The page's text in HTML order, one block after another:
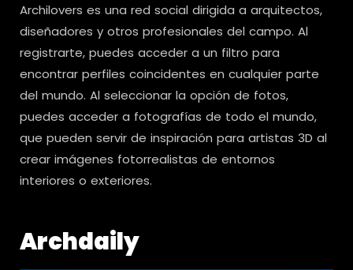
Archilovers es una red social dirigida a arquitectos,
diseñadores y otros profesionales del campo. Al
registrarte, puedes acceder a un filtro para
encontrar perfiles coincidentes en cualquier parte
del mundo. Al seleccionar la opción de fotos,
puedes acceder a fotografías de todo el mundo,
que pueden servir de inspiración para artistas 3D al
crear imágenes fotorrealistas de entornos
interiores o exteriores.
Archdaily